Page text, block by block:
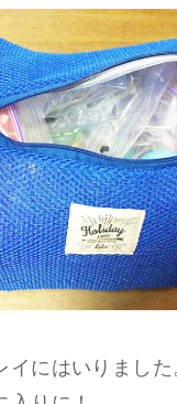
イにはいりました